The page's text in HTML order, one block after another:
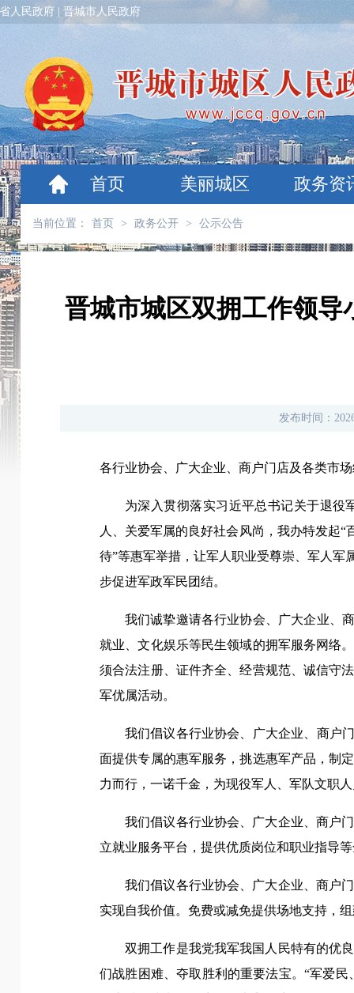
人民政府 晋城市人民政府
首页 美丽城区 政务资
当前位置： 首页 > 政务公开 > 公示公告
晋城市城区双拥工作领导
发布时间：
各行业协会、广大企业、商户门店及各类市
为深入贯彻落实习近平总书记关于退役
人、关爱军属的良好社会风尚，我办特发起
待”等惠军举措，让军人职业受尊崇、军人
步促进军政军民团结。
我们诚挚邀请各行业协会、广大企业、
就业、文化娱乐等民生领域的拥军服务网络
须合法注册、证件齐全、经营规范、诚信守
军优属活动。
我们倡议各行业协会、广大企业、商户
面提供专属的惠军服务，挑选惠军产品，制
力而行，一诺千金，为现役军人、军队文职
我们倡议各行业协会、广大企业、商户
立就业服务平台，提供优质岗位和职业指导
我们倡议各行业协会、广大企业、商户
实现自我价值。免费或减免提供场地支持，
双拥工作是我党我军我国人民特有的优
们战胜困难、夺取胜利的重要法宝。“军爱